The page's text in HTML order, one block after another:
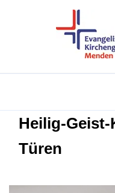
Heilig-
Türen